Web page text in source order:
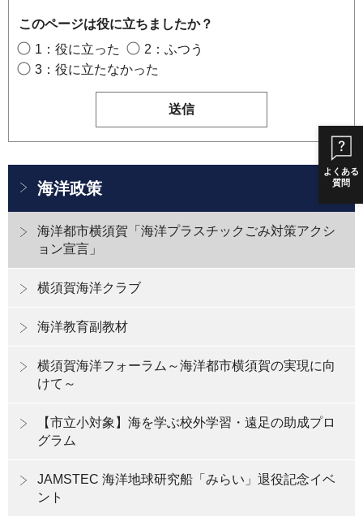
よくある
質問
このページは役に立ちましたか？
1：役に立った
2：ふつう
3：役に立たなかった
海洋政策
海洋都市横須賀「海洋プラスチックごみ対策アクシ
ョン宣言」
横須賀海洋クラブ
海洋教育副教材
横須賀海洋フォーラム～海洋都市横須賀の実現に向
けて～
【市立小対象】海を学ぶ校外学習・遠足の助成プロ
グラム
JAMSTEC 海洋地球研究船「みらい」退役記念イベ
ント